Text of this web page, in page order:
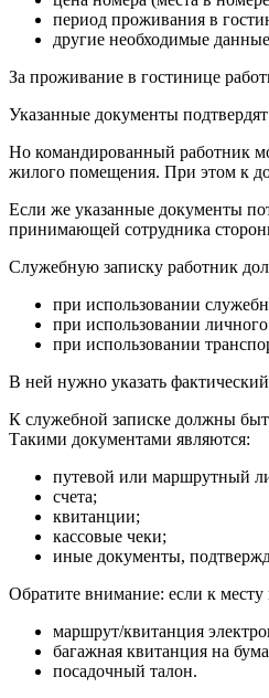
период проживания в
другие необходимые
За проживание в гостинице
Указанные документы
Но командированный работник
жилого помещения. При этом к
Если же указанные документы
принимающей сотрудника
Служебную записку работник
при использовании
при использовании личного
при использовании
В ней нужно указать
К служебной записке должны
Такими документами являются:
путевой или маршрутный
счета;
квитанции;
кассовые чеки;
иные документы,
Обратите внимание: если к месту
маршрут/квитанция
багажная квитанция на
посадочный талон.